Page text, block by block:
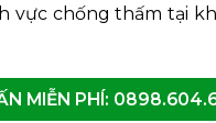
vực chống thấm tại
MIỄN PHÍ: